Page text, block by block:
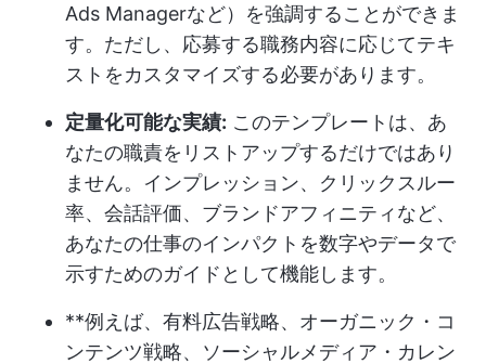
Ads Managerなど）を強調することができま
す。ただし、応募する職務内容に応じてテキ
ストをカスタマイズする必要があります。
定量化可能な実績: このテンプレートは、あ
なたの職責をリストアップするだけではあり
ません。インプレッション、クリックスルー
率、会話評価、ブランドアフィニティなど、
あなたの仕事のインパクトを数字やデータで
示すためのガイドとして機能します。
**例えば、有料広告戦略、オーガニック・コ
ンテンツ戦略、ソーシャルメディア・カレン